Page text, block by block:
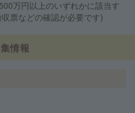
万円以上のいずれかに該当す
票などの確認が必要です)
情報